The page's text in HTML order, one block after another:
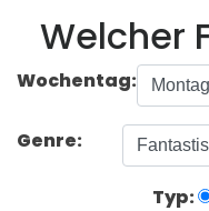
Welcher
Wochentag:
Genre:
Typ: